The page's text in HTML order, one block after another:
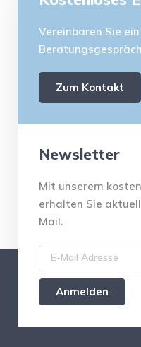
Vereinbaren Sie
Zum Kontakt
Newsletter
Mit unserem
erhalten Sie
Mail.